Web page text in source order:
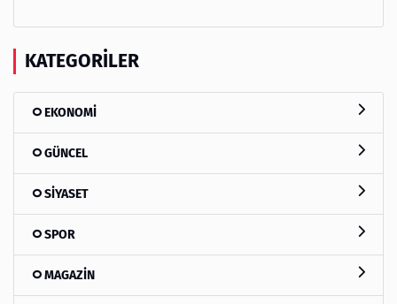
KATEGORILER
EKONOMİ
GÜNCEL
SİYASET
SPOR
MAGAZİN